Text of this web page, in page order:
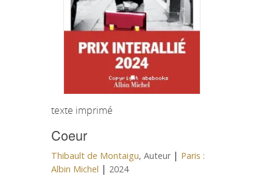
texte imprimé
Coeur
Thibault de Montaigu, Auteur | Paris :
Albin Michel | 2024